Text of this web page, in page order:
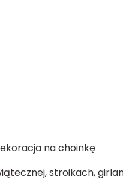
na choinkę
stroikach,